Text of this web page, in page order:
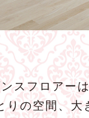
スフロアー
りの空間、